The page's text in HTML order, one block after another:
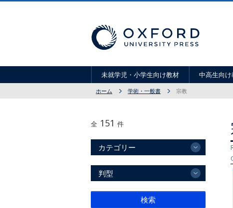
未就学児・小学生向け教材 中高生向
ホーム 学術・一般書 宗教
全 151 件
カテゴリー
判型
検索